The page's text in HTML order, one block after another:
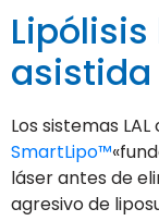
asistida
Los sistemas
SmartLipo™
láser antes de
agresivo de